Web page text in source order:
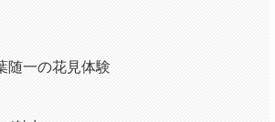
随一の花見体験